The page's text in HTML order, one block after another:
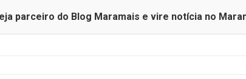
parceiro do Blog Maramais e vire notícia no